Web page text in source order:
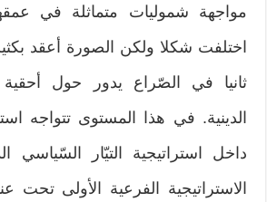
مواجهة شموليات متماثلة في
اختلفت شكلا ولكن الصورة أعقد
ثانيا في الصّراع يدور حول
الدينية. في هذا المستوى تتواجه
داخل استراتيجية التيّار السّياسي
الاستراتيجية الفرعية الأولى تحت